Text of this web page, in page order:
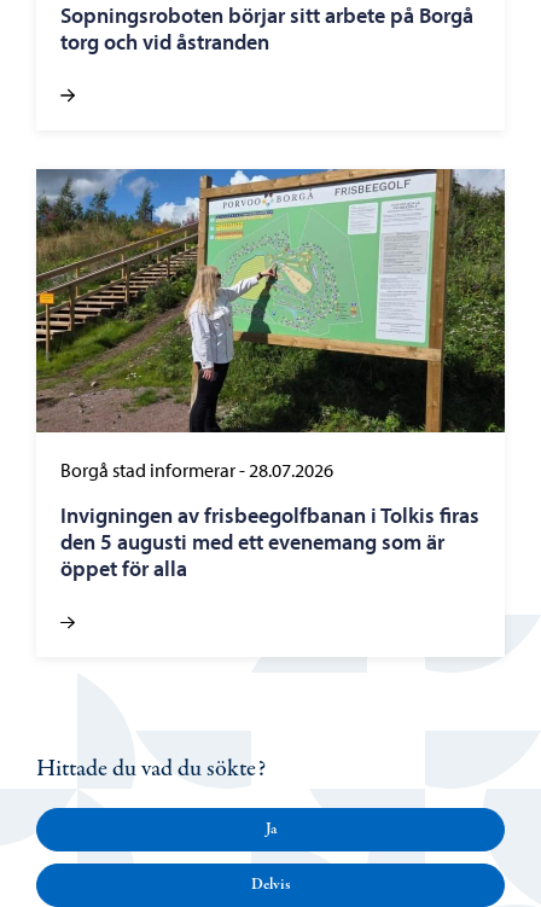
Sopningsroboten börjar sitt arbete på Borgå
torg och vid åstranden
Borgå stad informerar-28.07.2026
Invigningen av frisbeegolfbanan i Tolkis firas
den 5 augusti med ett evenemang som är
öppet för alla
Hittade du vad du sökte?
Ja
Delvis